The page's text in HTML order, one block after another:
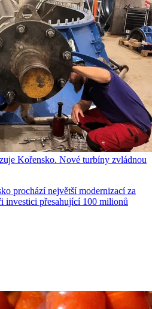
Kořensko. Nové turbíny zvládnou
prochází největší modernizací za
investici přesahující 100 milionů